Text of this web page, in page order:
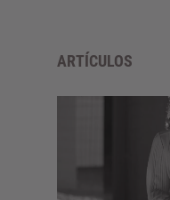
ARTÍCULOS